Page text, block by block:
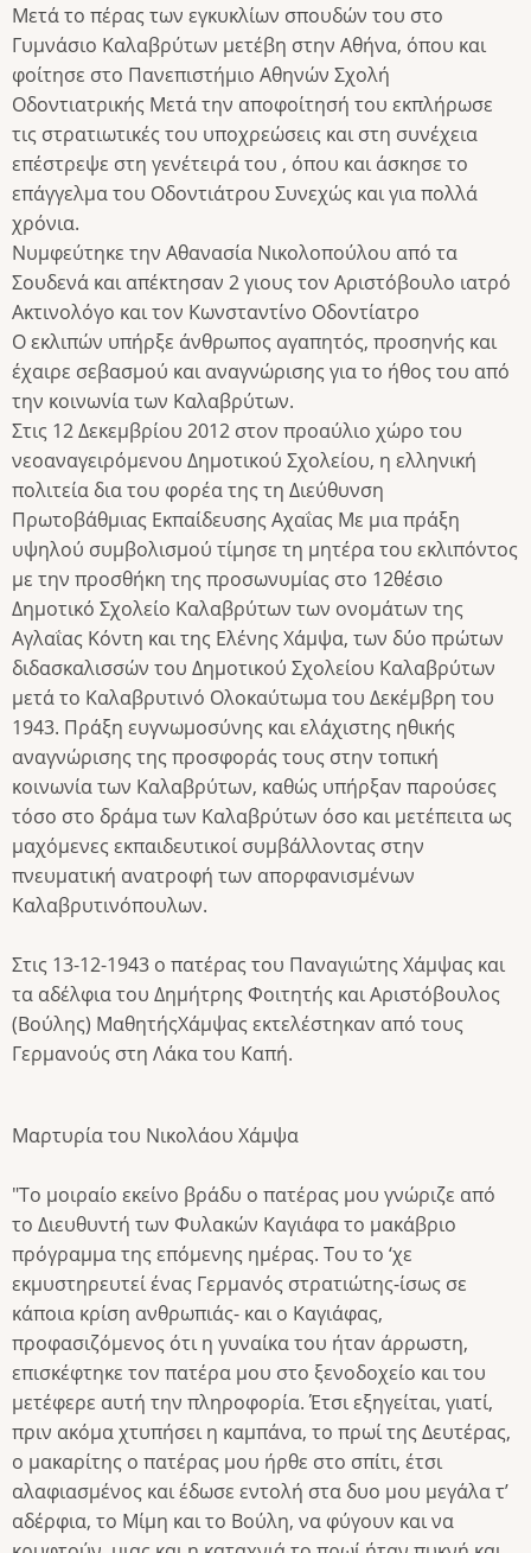
Μετά το πέρας των εγκυκλίων σπουδών του στο
Γυμνάσιο Καλαβρύτων μετέβη στην Αθήνα, όπου και
φοίτησε στο Πανεπιστήμιο Αθηνών Σχολή
Οδοντιατρικής Μετά την αποφοίτησή του εκπλήρωσε
τις στρατιωτικές του υποχρεώσεις και στη συνέχεια
επέστρεψε στη γενέτειρά του , όπου και άσκησε το
επάγγελμα του Οδοντιάτρου Συνεχώς και για πολλά
χρόνια.
Νυμφεύτηκε την Αθανασία Νικολοπούλου από τα
Σουδενά και απέκτησαν 2 γιους τον Αριστόβουλο ιατρό
Ακτινολόγο και τον Κωνσταντίνο Οδοντίατρο
Ο εκλιπών υπήρξε άνθρωπος αγαπητός, προσηνής και
έχαιρε σεβασμού και αναγνώρισης για το ήθος του από
την κοινωνία των Καλαβρύτων.
Στις 12 Δεκεμβρίου 2012 στον προαύλιο χώρο του
νεοαναγειρόμενου Δημοτικού Σχολείου, η ελληνική
πολιτεία δια του φορέα της τη Διεύθυνση
Πρωτοβάθμιας Εκπαίδευσης Αχαΐας Με μια πράξη
υψηλού συμβολισμού τίμησε τη μητέρα του εκλιπόντος
με την προσθήκη της προσωνυμίας στο 12θέσιο
Δημοτικό Σχολείο Καλαβρύτων των ονομάτων της
Αγλαΐας Κόντη και της Ελένης Χάμψα, των δύο πρώτων
διδασκαλισσών του Δημοτικού Σχολείου Καλαβρύτων
μετά το Καλαβρυτινό Ολοκαύτωμα του Δεκέμβρη του
1943. Πράξη ευγνωμοσύνης και ελάχιστης ηθικής
αναγνώρισης της προσφοράς τους στην τοπική
κοινωνία των Καλαβρύτων, καθώς υπήρξαν παρούσες
τόσο στο δράμα των Καλαβρύτων όσο και μετέπειτα ως
μαχόμενες εκπαιδευτικοί συμβάλλοντας στην
πνευματική ανατροφή των απορφανισμένων
Καλαβρυτινόπουλων.
Στις 13-12-1943 ο πατέρας του Παναγιώτης Χάμψας και
τα αδέλφια του Δημήτρης Φοιτητής και Αριστόβουλος
(Βούλης) ΜαθητήςΧάμψας εκτελέστηκαν από τους
Γερμανούς στη Λάκα του Καπή.
Μαρτυρία του Νικολάου Χάμψα
"Το μοιραίο εκείνο βράδυ ο πατέρας μου γνώριζε από
το Διευθυντή των Φυλακών Καγιάφα το μακάβριο
πρόγραμμα της επόμενης ημέρας. Του το ‘χε
εκμυστηρευτεί ένας Γερμανός στρατιώτης-ίσως σε
κάποια κρίση ανθρωπιάς- και ο Καγιάφας,
προφασιζόμενος ότι η γυναίκα του ήταν άρρωστη,
επισκέφτηκε τον πατέρα μου στο ξενοδοχείο και του
μετέφερε αυτή την πληροφορία. Έτσι εξηγείται, γιατί,
πριν ακόμα χτυπήσει η καμπάνα, το πρωί της Δευτέρας,
ο μακαρίτης ο πατέρας μου ήρθε στο σπίτι, έτσι
αλαφιασμένος και έδωσε εντολή στα δυο μου μεγάλα τ’
αδέρφια, το Μίμη και το Βούλη, να φύγουν και να